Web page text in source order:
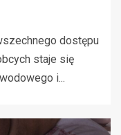
dostępu
staje się
i...